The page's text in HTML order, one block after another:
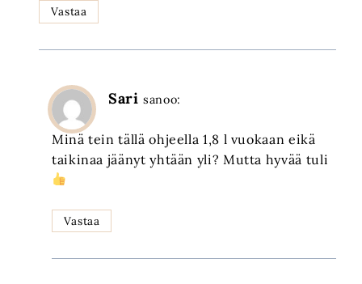
Vastaa
Sari sanoo:
Minä tein tällä ohjeella 1,8 l vuokaan eikä
taikinaa jäänyt yhtään yli? Mutta hyvää tuli
Vastaa